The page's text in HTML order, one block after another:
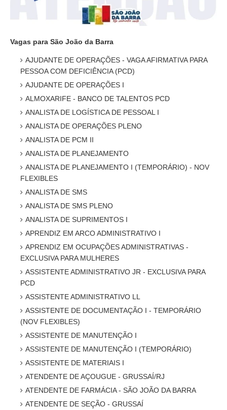
Vagas para São João da Barra
AJUDANTE DE OPERAÇÕES - VAGA AFIRMATIVA PARA
PESSOA COM DEFICIÊNCIA (PCD)
AJUDANTE DE OPERAÇÕES I
ALMOXARIFE - BANCO DE TALENTOS PCD
ANALISTA DE LOGÍSTICA DE PESSOAL I
ANALISTA DE OPERAÇÕES PLENO
ANALISTA DE PCM II
ANALISTA DE PLANEJAMENTO
ANALISTA DE PLANEJAMENTO I (TEMPORÁRIO) - NOV
FLEXIBLES
ANALISTA DE SMS
ANALISTA DE SMS PLENO
ANALISTA DE SUPRIMENTOS I
APRENDIZ EM ARCO ADMINISTRATIVO I
APRENDIZ EM OCUPAÇÕES ADMINISTRATIVAS -
EXCLUSIVA PARA MULHERES
ASSISTENTE ADMINISTRATIVO JR - EXCLUSIVA PARA
PCD
ASSISTENTE ADMINISTRATIVO LL
ASSISTENTE DE DOCUMENTAÇÃO I - TEMPORÁRIO
(NOV FLEXIBLES)
ASSISTENTE DE MANUTENÇÃO I
ASSISTENTE DE MANUTENÇÃO I (TEMPORÁRIO)
ASSISTENTE DE MATERIAIS I
ATENDENTE DE AÇOUGUE - GRUSSAÍ/RJ
ATENDENTE DE FARMÁCIA - SÃO JOÃO DA BARRA
ATENDENTE DE SEÇÃO - GRUSSAÍ